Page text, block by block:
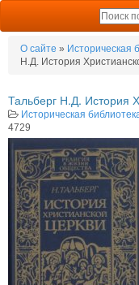
О сайте » Историческая
Н.Д. История
Тальберг Н.Д. История
Историческая
4729